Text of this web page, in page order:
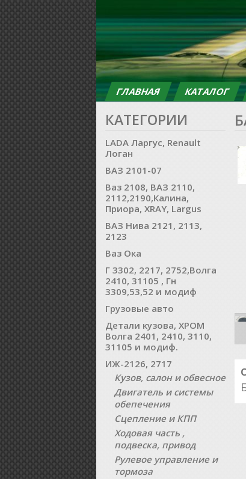
ГЛАВНАЯ КАТАЛОГ
КАТЕГОРИИ
LADA Ларгус, Renault
Логан
ВАЗ 2101-07
Ваз 2108, ВАЗ 2110,
2112,2190,Калина,
Приора, XRAY, Largus
ВАЗ Нива 2121, 2113,
2123
Ваз Ока
Г 3302, 2217, 2752,Волга
2410, 31105 , Гн
3309,53,52 и модиф
Грузовые авто
Детали кузова, ХРОМ
Волга 2401, 2410, 3110,
31105 и модиф.
ИЖ-2126, 2717
Кузов, салон и обвесное
Двигатель и системы
обепечения
Сцепление и КПП
Ходовая часть ,
подвеска, привод
Рулевое управление и
тормоза